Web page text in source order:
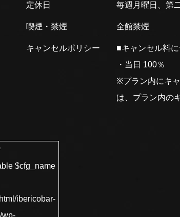
定休日 毎週月曜日、第
喫煙・禁煙 全館禁煙
キャンセルポリシー
■キャンセル料
・当日 100％
※プラン内にキ
は、プラン内の
$cfg_name
ibericobar-
wp-